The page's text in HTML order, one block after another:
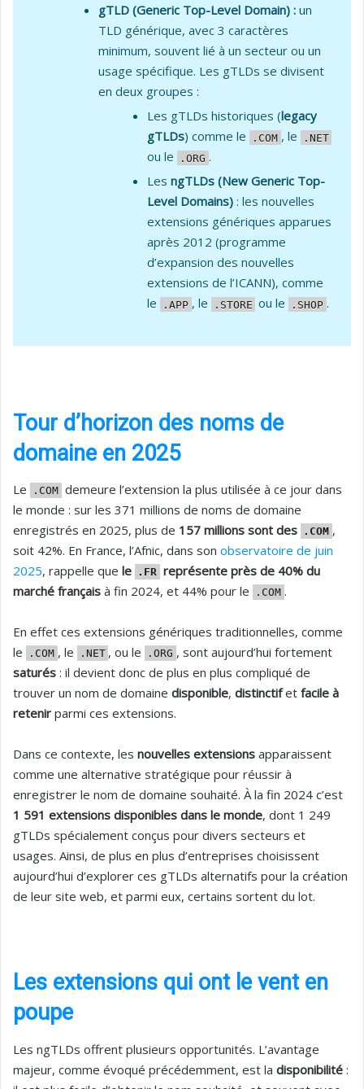
gTLD (Generic Top-Level Domain) : un
TLD générique, avec 3 caractères
minimum, souvent lié à un secteur ou un
usage spécifique. Les gTLDs se divisent
en deux groupes :
Les gTLDs historiques (legacy
gTLDs) comme le .COM , le .NET
ou le .ORG .
Les ngTLDs (New Generic Top-
Level Domains) : les nouvelles
extensions génériques apparues
après 2012 (programme
d’expansion des nouvelles
extensions de l’ICANN), comme
le
.APP , le .STORE ou le .SHOP .
Tour d’horizon des noms de
domaine en 2025
Le .COM demeure l’extension la plus utilisée à ce jour dans
le monde : sur les 371 millions de noms de domaine
enregistrés en 2025, plus de 157 millions sont des .COM ,
soit 42%. En France, l’Afnic, dans son observatoire de juin
2025, rappelle que le .FR représente près de 40% du
marché français à fin 2024, et 44% pour le .COM .
En effet ces extensions génériques traditionnelles, comme
le
.COM , le .NET , ou le .ORG , sont aujourd’hui fortement
saturés : il devient donc de plus en plus compliqué de
trouver un nom de domaine disponible, distinctifet facile à
retenir parmi ces extensions.
Dans ce contexte, les nouvelles extensions apparaissent
comme une alternative stratégique pour réussir à
enregistrer le nom de domaine souhaité. À la fin 2024 c’est
1 591 extensions disponibles dans le monde, dont 1 249
gTLDs spécialement conçus pour divers secteurs et
usages. Ainsi, de plus en plus d’entreprises choisissent
aujourd’hui d’explorer ces gTLDs alternatifs pour la création
de leur site web, et parmi eux, certains sortent du lot.
Les extensions qui ont le vent en
poupe
Les ngTLDs offrent plusieurs opportunités. L’avantage
majeur, comme évoqué précédemment, est la disponibilité :